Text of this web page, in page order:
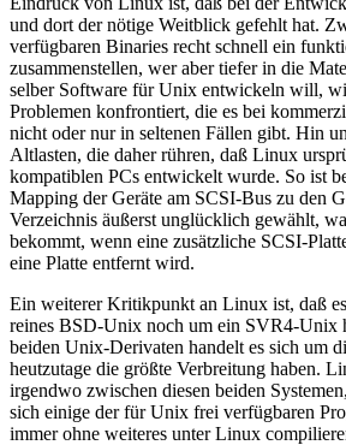
und dort der nötige Weitblick gefehlt hat.
verfügbaren Binaries recht schnell ein
zusammenstellen, wer aber tiefer in die
selber Software für Unix entwickeln will,
Problemen konfrontiert, die es bei
nicht oder nur in seltenen Fällen gibt. Hin
Altlasten, die daher rühren, daß Linux
kompatiblen PCs entwickelt wurde. So ist
Mapping der Geräte am SCSI-Bus zu den
Verzeichnis äußerst unglücklich gewählt,
bekommt, wenn eine zusätzliche SCSI-
eine Platte entfernt wird.
Ein weiterer Kritikpunkt an Linux ist, daß
reines BSD-Unix noch um ein SVR4-Unix
beiden Unix-Derivaten handelt es sich um
heutzutage die größte Verbreitung haben.
irgendwo zwischen diesen beiden
sich einige der für Unix frei verfügbaren
immer ohne weiteres unter Linux